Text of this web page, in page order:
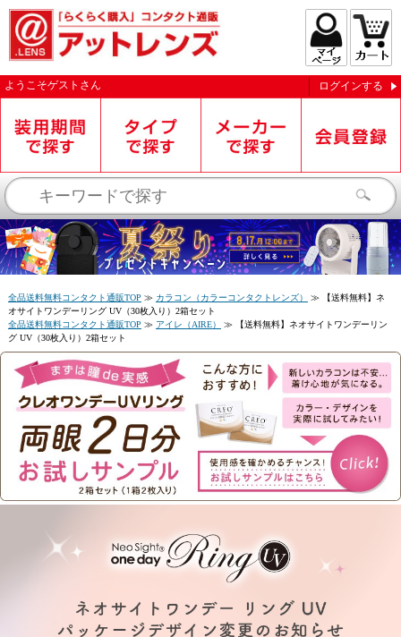
ようこそゲスト さん ログインする
全品送料無料コンタクト通販TOP ≫ カラコン（カラーコンタクトレンズ） ≫
【送料無料】ネ
オサイトワンデーリング UV（30枚入り）2箱セット
全品送料無料コンタクト通販TOP ≫ アイレ（AIRE） ≫
【送料無料】ネオサイトワンデーリン
グ UV（30枚入り）2箱セット
お知らせを受信する
閉じる